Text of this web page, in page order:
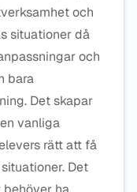
och
situationer då
och
bara
Det skapar
vanliga
rätt att få
Det